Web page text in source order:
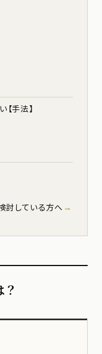
手法】
討している方へ